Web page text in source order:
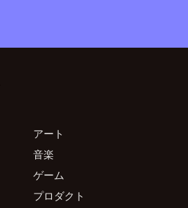
アート
音楽
ゲーム
プロダクト